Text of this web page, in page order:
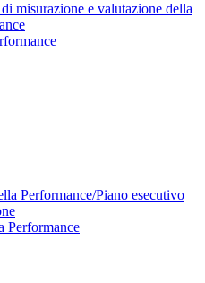
di misurazione e valutazione della
Performance/Piano esecutivo
Performance